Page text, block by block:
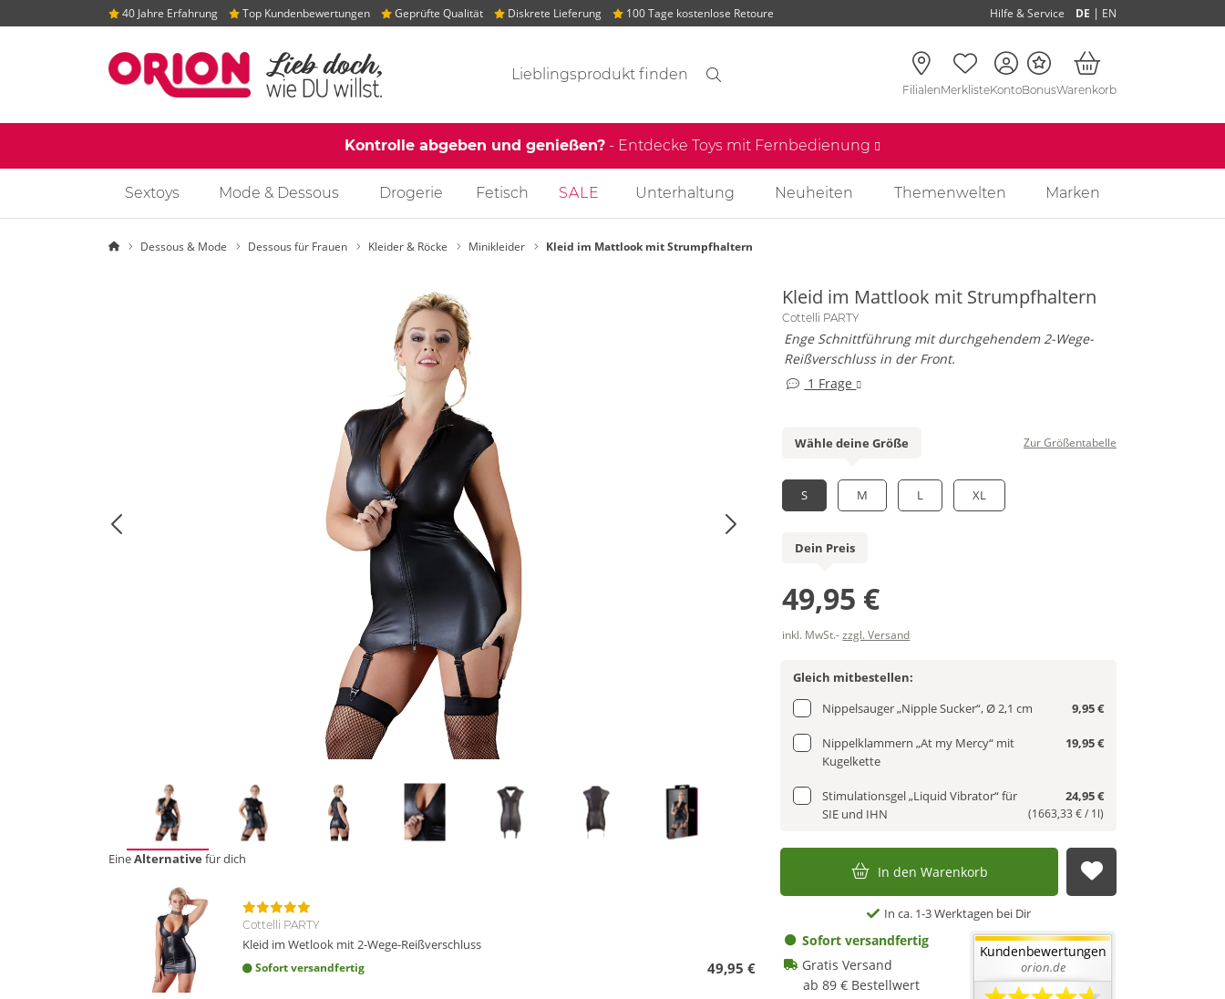
40 Jahre Erfahrung Top Kundenbewertungen Geprüfte Qualität Diskrete Lieferung 100 Tage kostenlose Retoure Hilfe & Service DE | EN
Suchvorschläge
FilialenMerklisteKontoBonusWarenkorb
Kontrolle abgeben und genießen? - Entdecke Toys mit Fernbedienung
Sextoys Mode & Dessous Drogerie Fetisch SALE Unterhaltung Neuheiten Themenwelten Marken
StartseiteDessous & Mode Dessous für Frauen Kleider & Röcke Minikleider Kleid im Mattlook mit Strumpfhaltern
EineAlternative für dich
Cottelli PARTY
Kleid im Wetlook mit 2-Wege-Reißverschluss
Sofort versandfertig 49,95 €
Kleid im Mattlook mit Strumpfhaltern
Cottelli PARTY
Enge Schnittführung mit durchgehendem 2-Wege-
Reißverschluss in der Front.
1 Frage
Wähle deine Größe
S M L XL
Zur Größentabelle
Dein Preis
49,95 €
inkl. MwSt.-zzgl. Versand
Gleich mitbestellen:
Nippelsauger „Nipple Sucker“, Ø 2,1 cm
9,95 €
Nippelklammern „At my Mercy“ mit
Kugelkette
19,95 €
Stimulationsgel „Liquid Vibrator“ für
SIE und IHN
24,95 €
(1663,33 € / 1l)
In den Warenkorb Auf die
In ca. 1-3 Werktagen bei Dir
Sofort versandfertig
Gratis Versand
ab 89 € Bestellwert